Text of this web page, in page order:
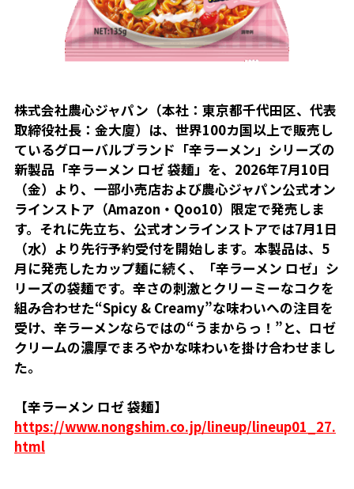
株式会社農心ジャパン（本社：東京都千代田区、代表
取締役社長：金大廈）は、世界100カ国以上で販売し
ているグローバルブランド「辛ラーメン」シリーズの
新製品「辛ラーメン ロゼ 袋麺」を、2026年7月10日
（金）より、一部小売店および農心ジャパン公式オン
ラインストア（Amazon・Qoo10）限定で発売しま
す。それに先立ち、公式オンラインストアでは7月1日
（水）より先行予約受付を開始します。本製品は、5
月に発売したカップ麺に続く、「辛ラーメン ロゼ」シ
リーズの袋麺です。辛さの刺激とクリーミーなコクを
組み合わせた“Spicy & Creamy”な味わいへの注目を
受け、辛ラーメンならではの“うまからっ！”と、ロゼ
クリームの濃厚でまろやかな味わいを掛け合わせまし
た。
【辛ラーメン ロゼ 袋麺】
https://www.nongshim.co.jp/lineup/lineup01_27.
html